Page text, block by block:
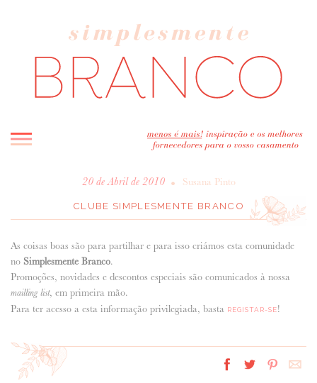
INICIO
BLOG
ENTREVISTAS
REAL WEDDINGS & EDITORIAIS
CASAVA-ME AQUI!
FORNECEDORES RECOMENDADOS
ANUNCIE CONNOSCO
20 de Abril de 2010 • Susana Pinto
CLUBE SIMPLESMENTE BRANCO
As coisas boas são para partilhar e para isso criámos esta comunidade
no Simplesmente Branco.
Promoções, novidades e descontos especiais são comunicados à nossa
mailling list, em primeira mão.
Para ter acesso a esta informação privilegiada, basta
REGISTAR-SE!